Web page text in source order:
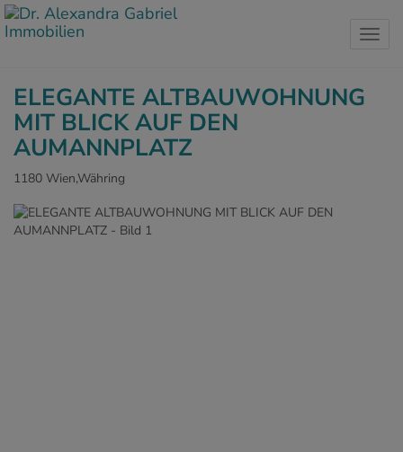
ELEGANTE ALTBAUWOHNUNG
MIT BLICK AUF DEN
AUMANNPLATZ
1180 Wien,Währing